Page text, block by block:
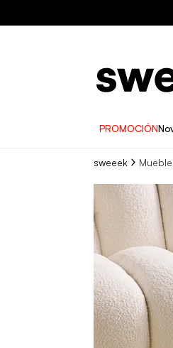
PROMOCIÓN
sweeek